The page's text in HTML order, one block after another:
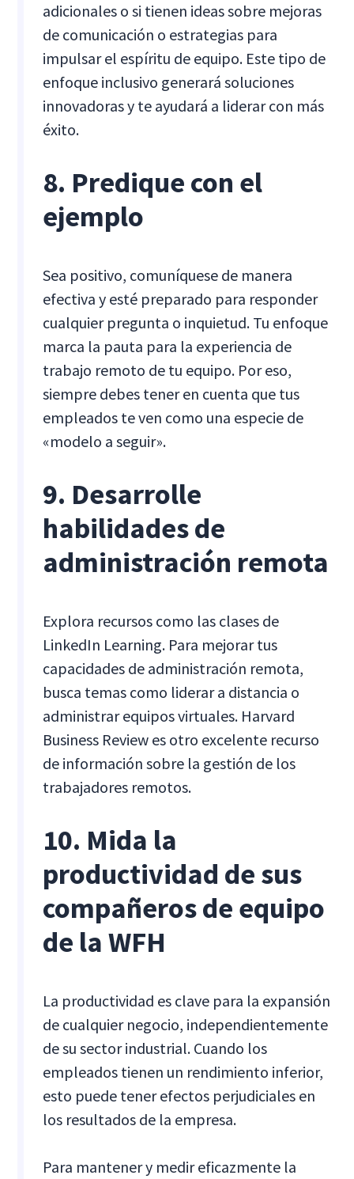
adicionales o si tienen ideas sobre mejoras
de comunicación o estrategias para
impulsar el espíritu de equipo. Este tipo de
enfoque inclusivo generará soluciones
innovadoras y te ayudará a liderar con más
éxito.
8. Predique con el
ejemplo
Sea positivo, comuníquese de manera
efectiva y esté preparado para responder
cualquier pregunta o inquietud. Tu enfoque
marca la pauta para la experiencia de
trabajo remoto de tu equipo. Por eso,
siempre debes tener en cuenta que tus
empleados te ven como una especie de
«modelo a seguir».
9. Desarrolle
habilidades de
administración remota
Explora recursos como las clases de
LinkedIn Learning. Para mejorar tus
capacidades de administración remota,
busca temas como liderar a distancia o
administrar equipos virtuales. Harvard
Business Review es otro excelente recurso
de información sobre la gestión de los
trabajadores remotos.
10. Mida la
productividad de sus
compañeros de equipo
de la WFH
La productividad es clave para la expansión
de cualquier negocio, independientemente
de su sector industrial. Cuando los
empleados tienen un rendimiento inferior,
esto puede tener efectos perjudiciales en
los resultados de la empresa.
Para mantener y medir eficazmente la